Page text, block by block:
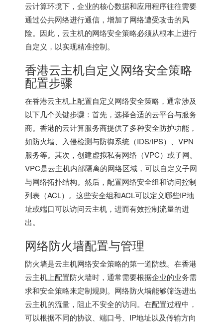
云计算环境下，企业的核心数据和应用程序往往需要
通过公共网络进行通信，增加了网络遭受攻击的风
险。因此，云主机的网络安全策略必须从根本上进行
自定义，以实现精准控制。
香港云主机自定义网络安全策略
配置步骤
在香港云主机 上配置自定义网络安全策略，通常涉及
以下几个关键步骤：首先，选择合适的云平台与服务
商。香港的云计算服务商提供了多种安全防护功能，
如防火墙、入侵检测与防御系统（IDS/IPS）、VPN
服务等。其次，创建虚拟私有网络（VPC）或子网。
VPC是云主机内部隔离的网络区域，可以自定义子网
与网络拓扑结构。然后，配置网络安全组和访问控制
列表（ACL）。这些安全组和ACL可以定义哪些IP地
址或端口可以访问云主机，进而有效控制流量的进
出。
网络防火墙配置与管理
防火墙是云主机网络安全策略的第一道防线。在香港
云主机上配置防火墙时，通常需要根据企业的业务需
求和安全策略来定制规则。网络防火墙能够筛选进出
云主机的流量，阻止不安全的访问。在配置过程中，
可以根据不同的协议、端口号、IP地址以及传输方向